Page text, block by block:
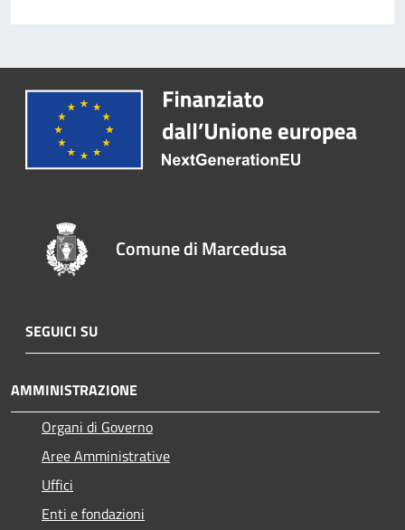
Comune di Marcedusa
SEGUICI SU
AMMINISTRAZIONE
Organi di Governo
Aree Amministrative
Uffici
Enti e fondazioni